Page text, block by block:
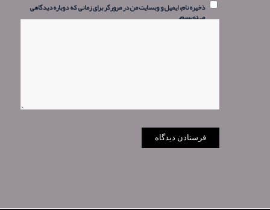
ذخیره نام، ایمیل و وبسایت من در مرورگر برای زمانی که دوباره دیدگاهی
می‌نویسم.